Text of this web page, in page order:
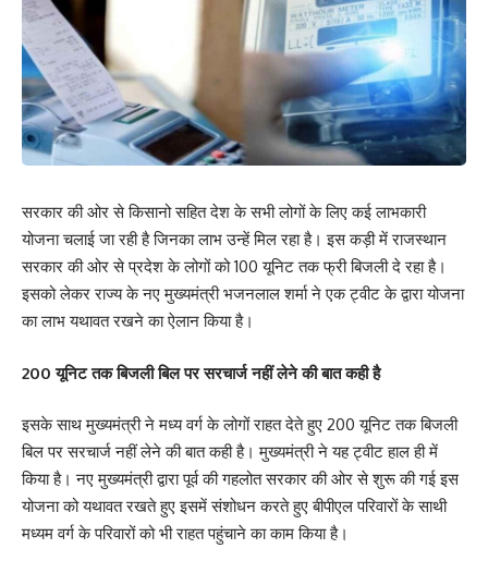
सरकार की ओर से किसानो सहित देश के सभी लोगों के लिए कई लाभकारी
योजना चलाई जा रही है जिनका लाभ उन्हें मिल रहा है। इस कड़ी में राजस्थान
सरकार की ओर से प्रदेश के लोगों को 100 यूनिट तक फ्री बिजली दे रहा है।
इसको लेकर राज्य के नए मुख्यमंत्री भजनलाल शर्मा ने एक ट्वीट के द्वारा योजना
का लाभ यथावत रखने का ऐलान किया है।
200 यूनिट तक बिजली बिल पर सरचार्ज नहीं लेने की बात कही है
इसके साथ मुख्यमंत्री ने मध्य वर्ग के लोगों राहत देते हुए 200 यूनिट तक बिजली
बिल पर सरचार्ज नहीं लेने की बात कही है। मुख्यमंत्री ने यह ट्वीट हाल ही में
किया है। नए मुख्यमंत्री द्वारा पूर्व की गहलोत सरकार की ओर से शुरू की गई इस
योजना को यथावत रखते हुए इसमें संशोधन करते हुए बीपीएल परिवारों के साथी
मध्यम वर्ग के परिवारों को भी राहत पहुंचाने का काम किया है।